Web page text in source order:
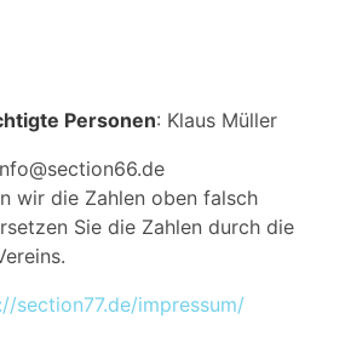
Personen: Klaus Müller
wir die Zahlen oben falsch
Sie die Zahlen durch die
section77.de/impressum/